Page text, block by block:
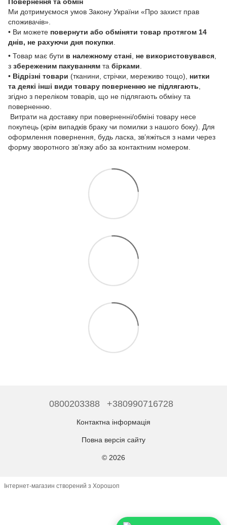
Ми дотримуємося умов Закону України «Про захист прав
споживачів».
• Ви можете повернути або обміняти товар протягом 14
днів, не рахуючи дня покупки
• Товар має бути в належному стані не використовувався
з збереженим пакуванням та бірками
• Відрізні товари (тканини, стрічки, мереживо тощо), нитки
та деякі інші види товару поверненню не підлягають
згідно з переліком товарів, що не підлягають обміну та
поверненню.
Витрати на доставку при поверненні/обміні товару несе
покупець (крім випадків браку чи помилки з нашого боку). Для
оформлення повернення, будь ласка, зв’яжіться з нами через
форму зворотного зв’язку або за контактним номером.
0800203388 +380990716728
Контактна інформація
Повна версія сайту
© 2026
Інтернет-магазин створений з Хорошоп